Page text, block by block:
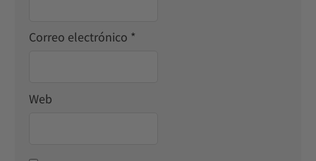
Correo electrónico *
Web